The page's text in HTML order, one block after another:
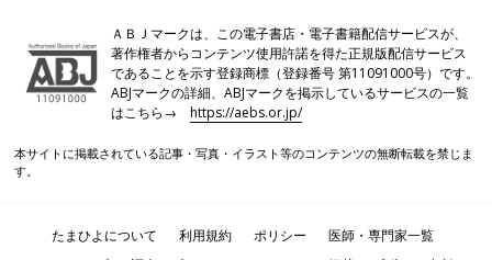
ＡＢＪマークは、この電子書店・電子書籍配信サービスが、
著作権者からコンテンツ使用許諾を得た正規版配信サービス
であることを示す登録商標（登録番号 第11091000号）です。
ABJマークの詳細、ABJマークを掲示しているサービスの一覧
はこちら→https://aebs.or.jp/
本サイトに掲載されている記事・写真・イラスト等のコンテンツの無断転載を禁じま
す。
たまひよについて 利用規約 ポリシー
医師・専門家一覧